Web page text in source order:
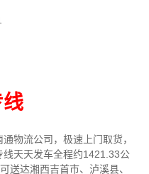
物流公司，极速上门取货，
天天发车全程约1421.33公
送达湘西吉首市、泸溪县、